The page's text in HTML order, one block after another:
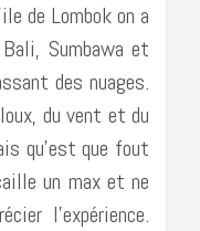
de Lombok on a
Sumbawa et
des nuages.
du vent et du
qu’est que fout
un max et ne
l’expérience.